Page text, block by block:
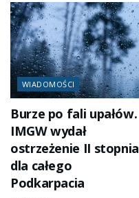
WIADOMOŚCI
Burze po fali upałów.
IMGW wydał
ostrzeżenie II stopnia
dla całego
Podkarpacia